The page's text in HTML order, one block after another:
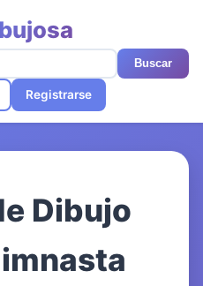
Buscar
Registrarse
Dibujo